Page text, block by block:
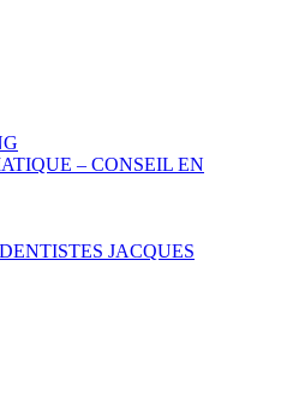
– CONSEIL EN
JACQUES